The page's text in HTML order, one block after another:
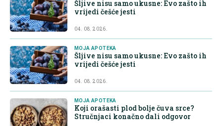
Šljive nisu samo ukusne: Evo zašto ih
vrijedi češće jesti
04. 08. 2026.
MOJA APOTEKA
Šljive nisu samo ukusne: Evo zašto ih
vrijedi češće jesti
04. 08. 2026.
MOJA APOTEKA
Koji orašasti plod bolje čuva srce?
Stručnjaci konačno dali odgovor